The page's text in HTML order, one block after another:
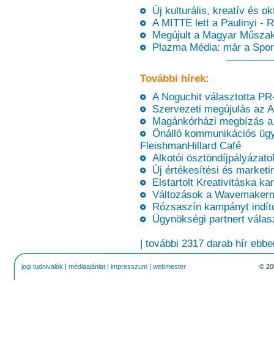
Új kulturális, kreatív és
A MITTE lett a Paulinyi -
Megújult a Magyar
Plazma Média: már a
További hírek:
A Noguchit választotta
Szervezeti megújulás az
Magánkórházi megbízás a
Önálló kommunikációs
FleishmanHillard Café
Alkotói
Új értékesítési és
Elstartolt Kreativitáska
Változások a
Rózsaszín kampányt
Ügynökségi partnert
| további 2317 darab hír
jogi tudnivalók | médiaajánlat | impresszum | webmester ©